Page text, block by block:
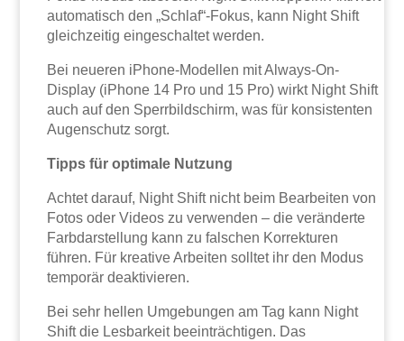
automatisch den „Schlaf“-Fokus, kann Night Shift
gleichzeitig eingeschaltet werden.
Bei neueren iPhone-Modellen mit Always-On-
Display (iPhone 14 Pro und 15 Pro) wirkt Night Shift
auch auf den Sperrbildschirm, was für konsistenten
Augenschutz sorgt.
Tipps für optimale Nutzung
Achtet darauf, Night Shift nicht beim Bearbeiten von
Fotos oder Videos zu verwenden – die veränderte
Farbdarstellung kann zu falschen Korrekturen
führen. Für kreative Arbeiten solltet ihr den Modus
temporär deaktivieren.
Bei sehr hellen Umgebungen am Tag kann Night
Shift die Lesbarkeit beeinträchtigen. Das